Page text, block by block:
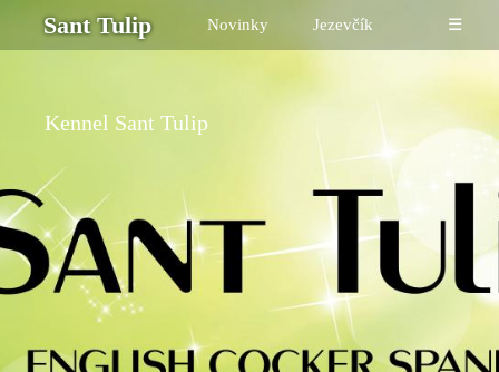
Sant Tulip Novinky Jezevčík ☰
Kennel Sant Tulip